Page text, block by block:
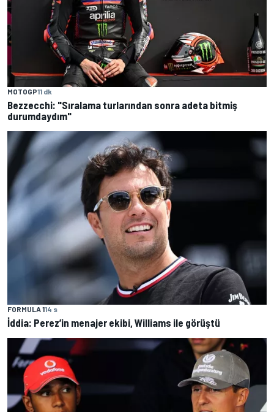
MOTOGP11 dk
Bezzecchi: "Sıralama turlarından sonra adeta bitmiş
durumdaydım"
FORMULA 114 s
İddia: Perez’in menajer ekibi, Williams ile görüştü